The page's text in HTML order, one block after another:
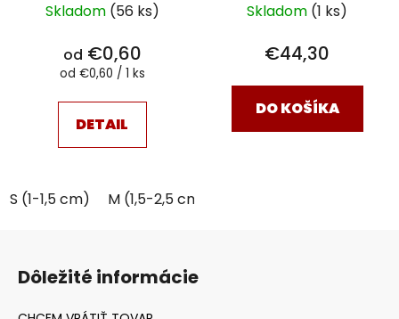
Skladom (56 ks)
od €0,60
Jednotková
od €0,60 / 1 ks
DETAIL
S (1-1,5 cm) M (1,5-2,5 cm)
Skladom (1 ks)
€44,30
DO KOŠÍKA
Dôležité informácie